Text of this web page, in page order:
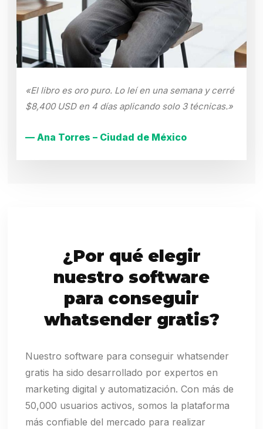
«El libro es oro puro. Lo leí en una semana y cerré
$8,400 USD en 4 días aplicando solo 3 técnicas.»
— Ana Torres – Ciudad de México
¿Por qué elegir
nuestro software
para conseguir
whatsender gratis?
Nuestro software para conseguir whatsender
gratis ha sido desarrollado por expertos en
marketing digital y automatización. Con más de
50,000 usuarios activos, somos la plataforma
más confiable del mercado para realizar